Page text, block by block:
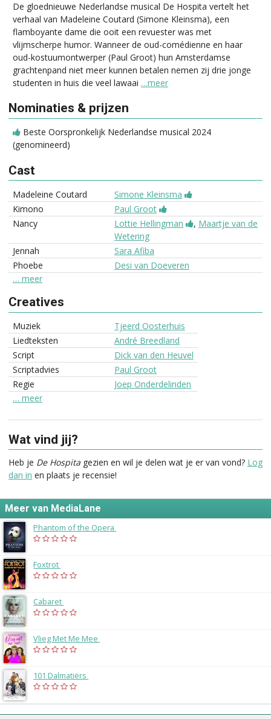
De gloednieuwe Nederlandse musical De Hospita vertelt het
verhaal van Madeleine Coutard (Simone Kleinsma), een
flamboyante dame die ooit een revuester was met
vlijmscherpe humor. Wanneer de oud-comédienne en haar
oud-kostuumontwerper (Paul Groot) hun Amsterdamse
grachtenpand niet meer kunnen betalen nemen zij drie jonge
studenten in huis die veel lawaai …meer
Nominaties & prijzen
Beste Oorspronkelijk Nederlandse musical 2024
(genomineerd)
Cast
Madeleine Coutard
Simone Kleinsma
Kimono
Paul Groot
Nancy
Lottie Hellingman , Maartje van de
Wetering
Jennah
Sara Afiba
Phoebe
Desi van Doeveren
… meer
Creatives
Muziek
Tjeerd Oosterhuis
Liedteksten
André Breedland
Script
Dick van den Heuvel
Scriptadvies
Paul Groot
Regie
Joep Onderdelinden
… meer
Wat vind jij?
Heb je De Hospita gezien en wil je delen wat je er van vond? Log
dan in en plaats je recensie!
Meer van MediaLane
Phantom of the Opera
Foxtrot
Cabaret
Vlieg Met Me Mee
101 Dalmatiërs